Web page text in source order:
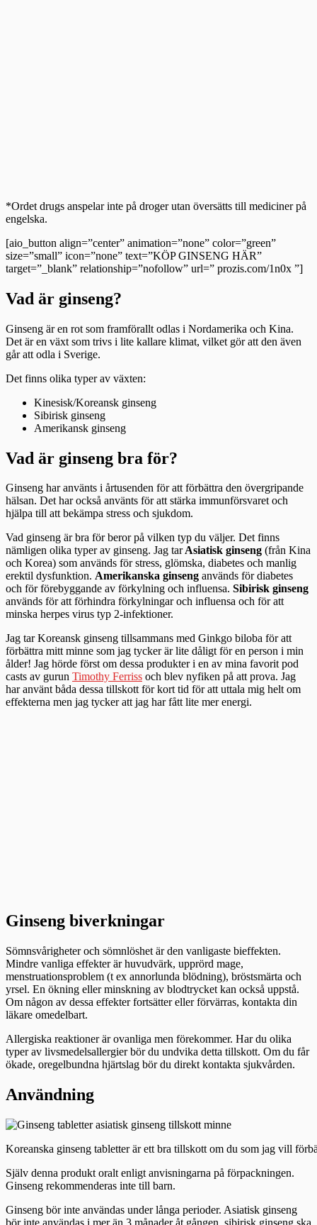
*Ordet drugs anspelar inte på droger utan översätts till mediciner på
engelska.
[aio_button align=”center” animation=”none” color=”green”
size=”small” icon=”none” text=”KÖP GINSENG HÄR”
target=”_blank” relationship=”nofollow” url=” prozis.com/1n0x ”]
Vad är ginseng?
Ginseng är en rot som framförallt odlas i Nordamerika och Kina.
Det är en växt som trivs i lite kallare klimat, vilket gör att den även
går att odla i Sverige.
Det finns olika typer av växten:
Kinesisk/Koreansk ginseng
Sibirisk ginseng
Amerikansk ginseng
Vad är ginseng bra för?
Ginseng har använts i årtusenden för att förbättra den övergripande
hälsan. Det har också använts för att stärka immunförsvaret och
hjälpa till att bekämpa stress och sjukdom.
Vad ginseng är bra för beror på vilken typ du väljer. Det finns
nämligen olika typer av ginseng. Jag tarAsiatisk ginseng (från Kina
och Korea) som används för stress, glömska, diabetes och manlig
erektil dysfunktion. Amerikanska ginseng används för diabetes
och för förebyggande av förkylning och influensa. Sibirisk ginseng
används för att förhindra förkylningar och influensa och för att
minska herpes virus typ 2-infektioner.
Jag tar Koreansk ginseng tillsammans med Ginkgo biloba för att
förbättra mitt minne som jag tycker är lite dåligt för en person i min
ålder! Jag hörde först om dessa produkter i en av mina favorit pod
casts av gurun Timothy Ferriss och blev nyfiken på att prova. Jag
har använt båda dessa tillskott för kort tid för att uttala mig helt om
effekterna men jag tycker att jag har fått lite mer energi.
Ginseng biverkningar
Sömnsvårigheter och sömnlöshet är den vanligaste bieffekten.
Mindre vanliga effekter är huvudvärk, upprörd mage,
menstruationsproblem (t ex annorlunda blödning), bröstsmärta och
yrsel. En ökning eller minskning av blodtrycket kan också uppstå.
Om någon av dessa effekter fortsätter eller förvärras, kontakta din
läkare omedelbart.
Allergiska reaktioner är ovanliga men förekommer. Har du olika
typer av livsmedelsallergier bör du undvika detta tillskott. Om du får
ökade, oregelbundna hjärtslag bör du direkt kontakta sjukvården.
Användning
Koreanska ginseng tabletter är ett bra tillskott om du som jag vill
Själv denna produkt oralt enligt anvisningarna på förpackningen.
Ginseng rekommenderas inte till barn.
Ginseng bör inte användas under långa perioder. Asiatisk ginseng
bör inte användas i mer än 3 månader åt gången, sibirisk ginseng ska